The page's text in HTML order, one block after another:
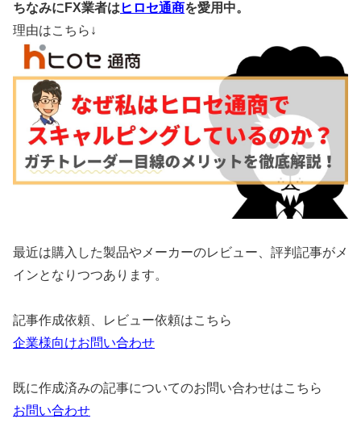
ちなみにFX業者は ヒロセ通商を愛用中。
理由はこちら↓
最近は購入した製品やメーカーのレビュー、評判記事がメ
インとなりつつあります。
記事作成依頼、レビュー依頼はこちら
企業様向けお問い合わせ
既に作成済みの記事についてのお問い合わせはこちら
お問い合わせ